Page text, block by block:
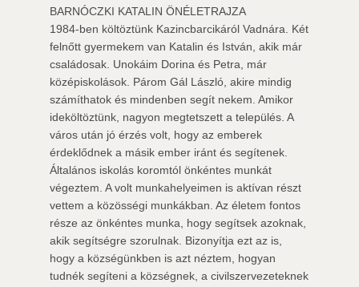
BARNÓCZKI KATALIN ÖNÉLETRAJZA
1984-ben költöztünk Kazincbarcikáról Vadnára. Két
felnőtt gyermekem van Katalin és István, akik már
családosak. Unokáim Dorina és Petra, már
középiskolások. Párom Gál László, akire mindig
számíthatok és mindenben segít nekem. Amikor
ideköltöztünk, nagyon megtetszett a település. A
város után jó érzés volt, hogy az emberek
érdeklődnek a másik ember iránt és segítenek.
Általános iskolás koromtól önkéntes munkát
végeztem. A volt munkahelyeimen is aktívan részt
vettem a közösségi munkákban. Az életem fontos
része az önkéntes munka, hogy segítsek azoknak,
akik segítségre szorulnak. Bizonyítja ezt az is,
hogy a községünkben is azt néztem, hogyan
tudnék segíteni a községnek, a civilszervezeteknek